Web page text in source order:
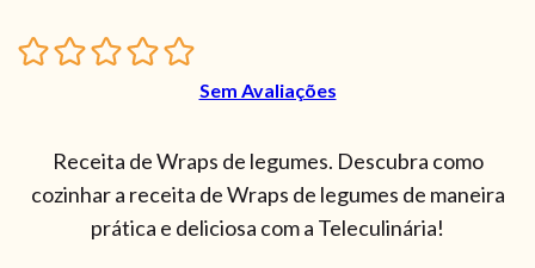
Sem Avaliações
Receita de Wraps de legumes. Descubra como
cozinhar a receita de Wraps de legumes de maneira
prática e deliciosa com a Teleculinária!